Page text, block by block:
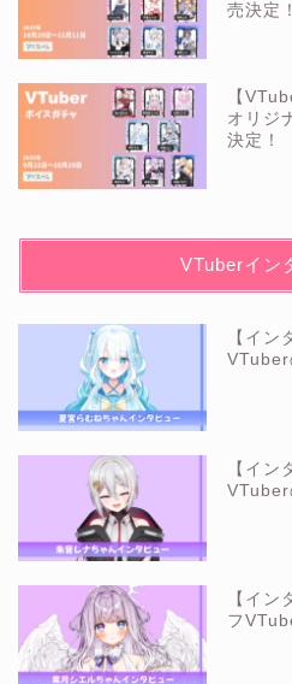
売決定！
【
オリジ
決定！
VTuberイン
【イン
VTuber
【イン
VTuber
【イン
フ